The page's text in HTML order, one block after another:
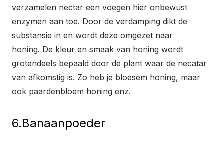
verzamelen nectar een voegen hier onbewust
enzymen aan toe. Door de verdamping dikt de
substansie in en wordt deze omgezet naar
honing. De kleur en smaak van honing wordt
grotendeels bepaald door de plant waar de necatar
van afkomstig is. Zo heb je bloesem honing, maar
ook paardenbloem honing enz.
6.Banaanpoeder